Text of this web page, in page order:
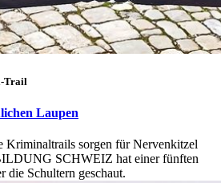
Trail
Laupen
Kriminaltrails sorgen für Nervenkitzel
SCHWEIZ hat einer fünften
die Schultern geschaut.